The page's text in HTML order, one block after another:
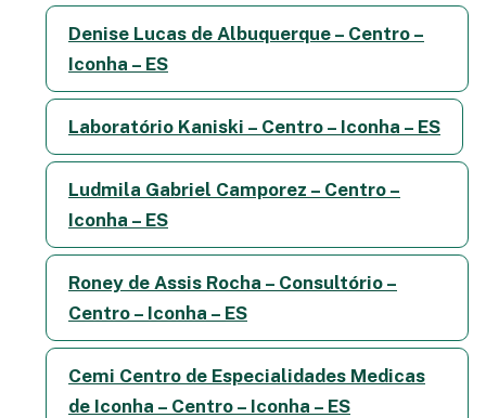
Denise Lucas de Albuquerque – Centro –
Iconha – ES
Laboratório Kaniski – Centro – Iconha – ES
Ludmila Gabriel Camporez – Centro –
Iconha – ES
Roney de Assis Rocha – Consultório –
Centro – Iconha – ES
Cemi Centro de Especialidades Medicas
de Iconha – Centro – Iconha – ES